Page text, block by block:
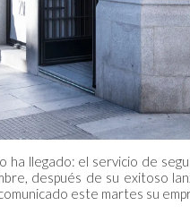
ha llegado: el servicio de
después de su exitoso
este martes su